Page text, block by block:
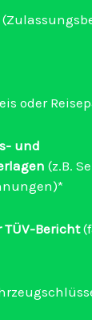
oder
und
(z.B.
Bericht